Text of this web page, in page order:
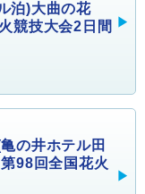
泊)大曲の花
競技大会2日間
の井ホテル田
98回全国花火